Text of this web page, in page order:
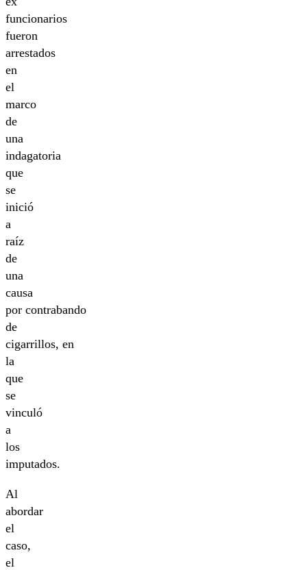
funcionarios
fueron
arrestados
en
el
marco
de
una
indagatoria
que
se
inició
a
raíz
de
una
causa
por contrabando
de
cigarrillos, en
la
que
se
vinculó
a
los
imputados.
Al
abordar
el
caso,
el